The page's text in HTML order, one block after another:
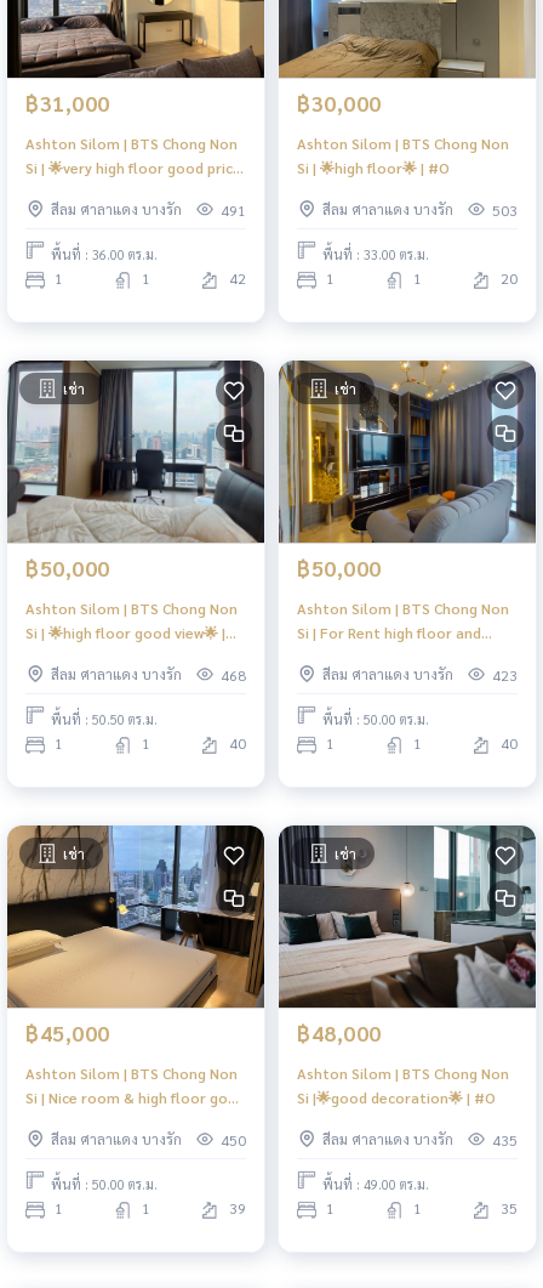
฿31,000
Ashton Silom | BTS Chong Non
Si | 🌟very high floor good price
สีลม ศาลาแดง บางรัก
491
พื้นที่ : 36.00 ตร.ม.
1 1 42
฿30,000
Ashton Silom | BTS Chong Non
Si | 🌟high floor🌟 | #O
สีลม ศาลาแดง บางรัก 503
พื้นที่ : 33.00 ตร.ม.
1 1 20
เช่า
฿50,000
Ashton Silom | BTS Chong Non
Si | 🌟high floor good view🌟 |
สีลม ศาลาแดง บางรัก
468
พื้นที่ : 50.50 ตร.ม.
1 1 40
เช่า
฿50,000
Ashton Silom | BTS Chong Non
Si | For Rent high floor and
สีลม ศาลาแดง บางรัก
423
พื้นที่ : 50.00 ตร.ม.
1 1 40
เช่า
฿45,000
Ashton Silom | BTS Chong Non
Si | Nice room & high floor good
สีลม ศาลาแดง บางรัก
450
พื้นที่ : 50.00 ตร.ม.
1 1 39
เช่า
฿48,000
Ashton Silom | BTS Chong Non
Si |🌟good decoration🌟 | #O
สีลม ศาลาแดง บางรัก 435
พื้นที่ : 49.00 ตร.ม.
1 1 35